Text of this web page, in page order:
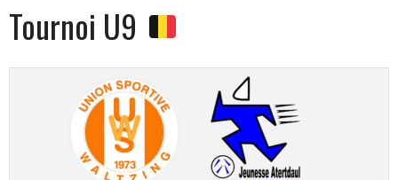
Tournoi U9